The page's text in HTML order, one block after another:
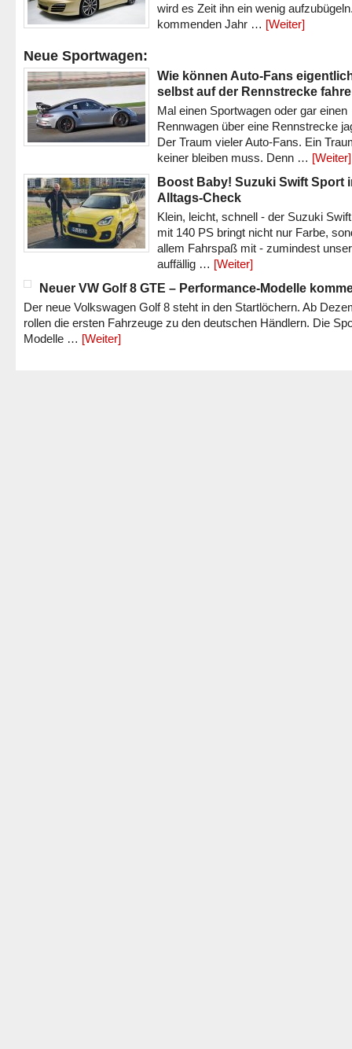
wird es Zeit ihn ein wenig
kommenden Jahr … [Weiter]
Neue Sportwagen:
Wie können Auto-Fans
selbst auf der Rennstrecke
Mal einen Sportwagen oder gar einen
Rennwagen über eine Rennstrecke
Der Traum vieler Auto-Fans. Ein
keiner bleiben muss. Denn … [Weiter]
Boost Baby! Suzuki Swift Sport
Alltags-Check
Klein, leicht, schnell - der Suzuki
mit 140 PS bringt nicht nur Farbe,
allem Fahrspaß mit - zumindest unser
auffällig … [Weiter]
Neuer VW Golf 8 GTE – Performance-Modelle
Der neue Volkswagen Golf 8 steht in den Startlöchern. Ab
rollen die ersten Fahrzeuge zu den deutschen Händlern. Die
Modelle … [Weiter]